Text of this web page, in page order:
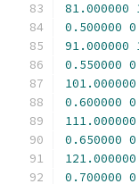
81.000000
0.500000
91.000000
0.550000
101.000000
0.600000
111.000000
0.650000
121.000000
0.700000